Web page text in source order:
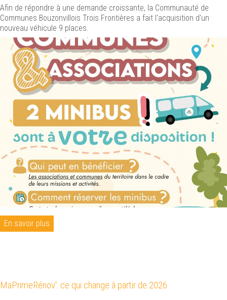
Afin de répondre à une demande croissante, la Communauté de
Communes Bouzonvillois Trois Frontières a fait l'acquisition d'un
nouveau véhicule 9 places.
En savoir plus
MaPrimeRénov': ce qui change à partir de 2026